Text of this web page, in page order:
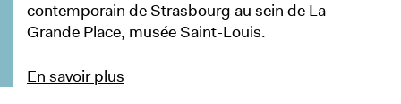
contemporain de Strasbourg au sein de La
Grande Place, musée Saint-Louis.
En savoir plus